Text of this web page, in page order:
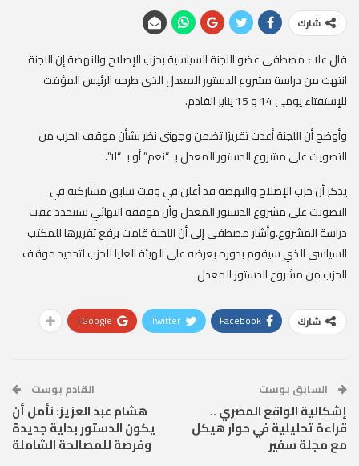
شارك
قال علاء مصطفى عضو اللجنة السياسية بحزب الإصلاح والنهضة إن اللجنة
انتهت من دراسة مشروع الدستور المعدل الذى طرحه الرئيس المؤقت
للإستفتاء يومى 14 و 15 يناير القادم.
وأوضح أن اللجنة أعدت تقريرًا تضمن وجهتي نظر بشأن موقف الحزب من
التصويت على مشروع الدستور المعدل بـ “نعم” أو بـ “لا”.
يذكر أن حزب الإصلاح والنهضة قد أعلن في وقت سابق مشاركته في
التصويت على مشروع الدستور المعدل وأن موقفه النهائي سيتحدد عقب
دراسة المشروع.وأشار مصطفى إلى أن اللجنة قامت برفع تقريرها للمكتب
السياسي الذي سيقوم بدوره بعرضه على الهيئة العليا للحزب لتحديد موقف
الحزب من مشروع الدستور المعدل.
شارك Facebook
Twitter
Google+
السابق بوست
إشكالية الواقع المصري ..
قراءة تحليلية في حوار هيكل
مع مجلة سفير
القادم بوست
هشام عبد العزيز: نأمل أن
يكون الدستور بداية جديدة
وفرصة للمصالحة الشاملة